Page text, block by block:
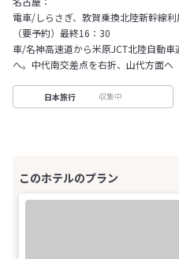
電車/しらさぎ、敦賀乗換北陸新幹
（要予約）最終16：30
車/名神高速道から米原JCT北陸自動
へ。中代南交差点を右折、山代方面へ
日本旅行 収集中